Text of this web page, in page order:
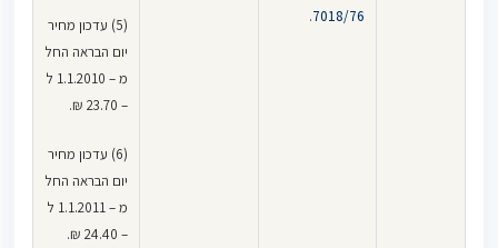
7018/76
.
(5) עדכון מחיר
יום הבראה החל
מ – 1.1.2010 ל
– 23.70 ₪.
(6) עדכון מחיר
יום הבראה החל
מ – 1.1.2011 ל
– 24.40 ₪.